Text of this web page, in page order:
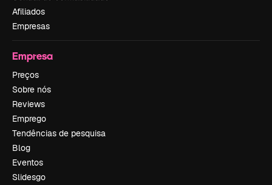
Afiliados
Empresas
Empresa
Preços
Sobre nós
Reviews
Emprego
Tendências de pesquisa
Blog
Eventos
Slidesgo